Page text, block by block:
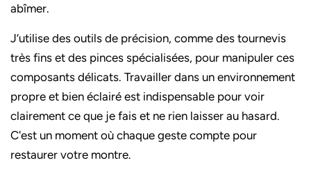
abîmer.
J’utilise des outils de précision, comme des tournevis
très fins et des pinces spécialisées, pour manipuler ces
composants délicats. Travailler dans un environnement
propre et bien éclairé est indispensable pour voir
clairement ce que je fais et ne rien laisser au hasard.
C'est un moment où chaque geste compte pour
restaurer votre montre.